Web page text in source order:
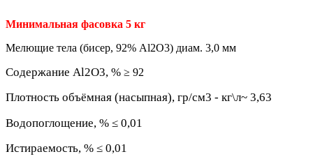
Минимальная фасовка 5 кг
Мелющие тела (бисер, 92% Al2O3) диам. 3,0 мм
Содержание Al2O3, % ≥ 92
Плотность объёмная (насыпная), гр/см3 - кг\л~ 3,63
Водопоглощение, % ≤ 0,01
Истираемость, % ≤ 0,01